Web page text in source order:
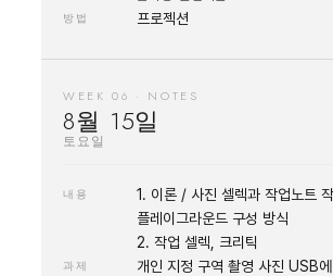
방법 프로젝션
WEEK 06 · NOTES
8월 15일
토요일
내용
1. 이론 / 사진 셀렉과 작업노트 작
플레이그라운드 구성 방식
2. 작업 셀렉, 크리틱
과제 개인 지정 구역 촬영 사진 USB에